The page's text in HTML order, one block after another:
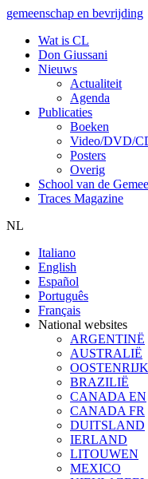
gemeenschap en bevrijding
Wat is CL
Don Giussani
Nieuws
Actualiteit
Agenda
Publicaties
Boeken
Video/DVD/
Posters
Overig
School van de
Traces Magazine
NL
Italiano
English
Español
Português
Français
National websites
ARGENTINË
AUSTRALIË
OOSTENRIJK
BRAZILIË
CANADA EN
CANADA FR
DUITSLAND
IERLAND
LITOUWEN
MEXICO